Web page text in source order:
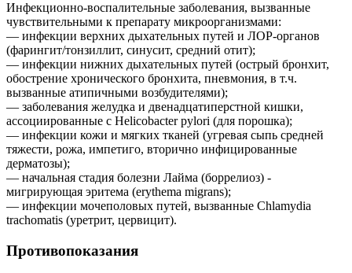
Инфекционно-воспалительные заболевания, вызванные
чувствительными к препарату микроорганизмами:
— инфекции верхних дыхательных путей и ЛОР-органов
(фарингит/тонзиллит, синусит, средний отит);
— инфекции нижних дыхательных путей (острый бронхит,
обострение хронического бронхита, пневмония, в т.ч.
вызванные атипичными возбудителями);
— заболевания желудка и двенадцатиперстной кишки,
ассоциированные с Helicobacter pylori (для порошка);
— инфекции кожи и мягких тканей (угревая сыпь средней
тяжести, рожа, импетиго, вторично инфицированные
дерматозы);
— начальная стадия болезни Лайма (боррелиоз) -
мигрирующая эритема (erythema migrans);
— инфекции мочеполовых путей, вызванные Chlamydia
trachomatis (уретрит, цервицит).
Противопоказания